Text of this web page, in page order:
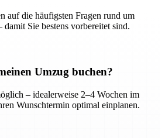
auf die häufigsten Fragen rund um
damit Sie bestens vorbereitet sind.
Umzug buchen?
– idealerweise 2–4 Wochen im
Wunschtermin optimal einplanen.